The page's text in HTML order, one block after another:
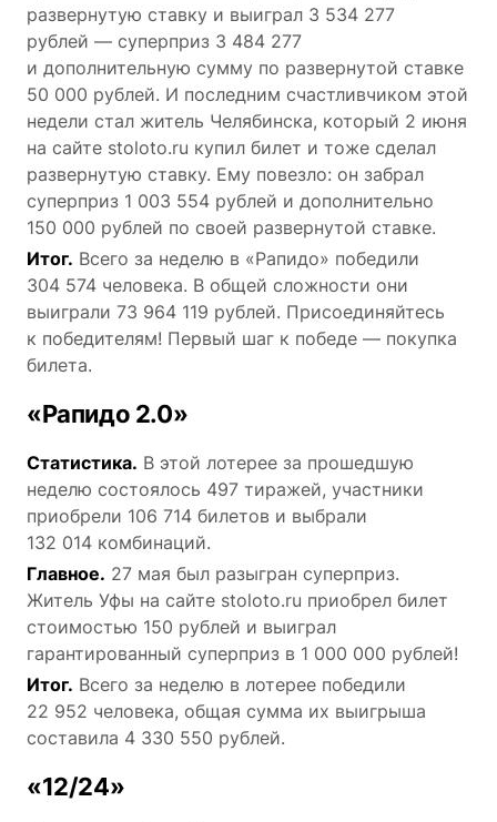
развернутую ставку и выиграл 3 534 277
рублей — суперприз 3 484 277
и дополнительную сумму по развернутой ставке
50 000 рублей. И последним счастливчиком этой
недели стал житель Челябинска, который 2 июня
на сайте stoloto.ru купил билет и тоже сделал
развернутую ставку. Ему повезло: он забрал
суперприз 1 003 554 рублей и дополнительно
150 000 рублей по своей развернутой ставке.
Итог. Всего за неделю в «Рапидо» победили
304 574 человека. В общей сложности они
выиграли 73 964 119 рублей. Присоединяйтесь
к победителям! Первый шаг к победе — покупка
билета.
«Рапидо 2.0»
Статистика. В этой лотерее за прошедшую
неделю состоялось 497 тиражей, участники
приобрели 106 714 билетов и выбрали
132 014 комбинаций.
Главное. 27 мая был разыгран суперприз.
Житель Уфы на сайте stoloto.ru приобрел билет
стоимостью 150 рублей и выиграл
гарантированный суперприз в 1 000 000 рублей!
Итог. Всего за неделю в лотерее победили
22 952 человека, общая сумма их выигрыша
составила 4 330 550 рублей.
«12/24»